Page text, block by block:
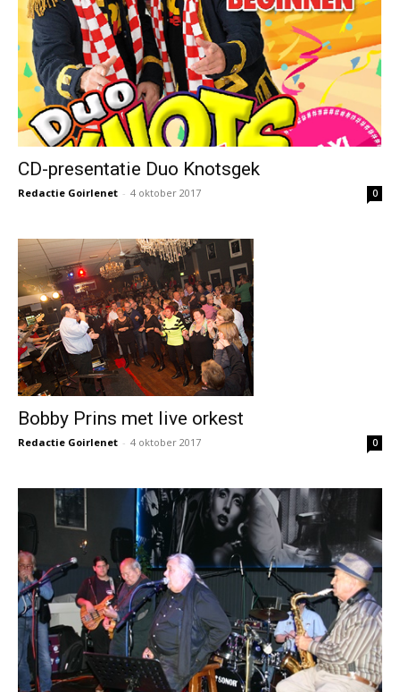
CD-presentatie Duo Knotsgek
Redactie Goirlenet - 4 oktober 2017 0
Bobby Prins met live orkest
Redactie Goirlenet - 4 oktober 2017 0